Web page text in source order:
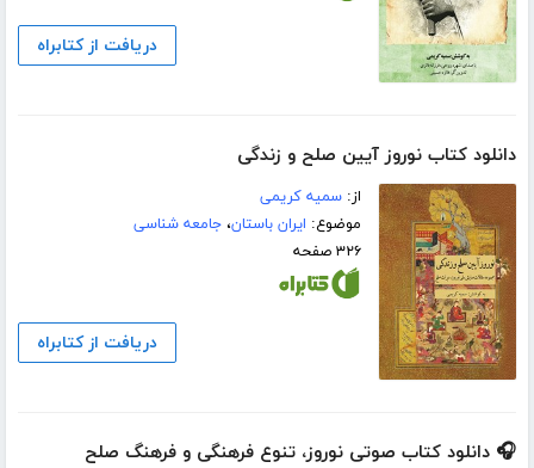
دریافت از کتابراه
دانلود کتاب نوروز آیین صلح و زندگی
از:سمیه کریمی
موضوع: ایران باستان،جامعه شناسی
۳۲۶ صفحه
دریافت از کتابراه
🎧 دانلود کتاب صوتی نوروز، تنوع فرهنگی و فرهنگ صلح